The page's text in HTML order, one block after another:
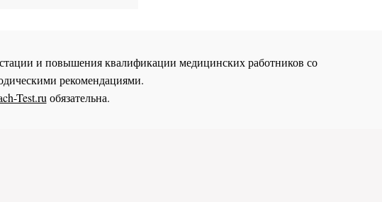
и повышения квалификации медицинских работников со
рекомендациями.
Test.ruобязательна.